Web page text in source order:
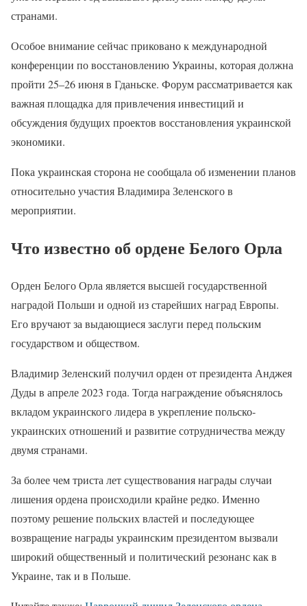
странами.
Особое внимание сейчас приковано к международной
конференции по восстановлению Украины, которая должна
пройти 25–26 июня в Гданьске. Форум рассматривается как
важная площадка для привлечения инвестиций и
обсуждения будущих проектов восстановления украинской
экономики.
Пока украинская сторона не сообщала об изменении планов
относительно участия Владимира Зеленского в
мероприятии.
Что известно об ордене Белого Орла
Орден Белого Орла является высшей государственной
наградой Польши и одной из старейших наград Европы.
Его вручают за выдающиеся заслуги перед польским
государством и обществом.
Владимир Зеленский получил орден от президента Анджея
Дуды в апреле 2023 года. Тогда награждение объяснялось
вкладом украинского лидера в укрепление польско-
украинских отношений и развитие сотрудничества между
двумя странами.
За более чем триста лет существования награды случаи
лишения ордена происходили крайне редко. Именно
поэтому решение польских властей и последующее
возвращение награды украинским президентом вызвали
широкий общественный и политический резонанс как в
Украине, так и в Польше.